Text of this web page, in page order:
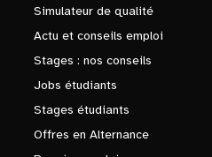
Simulateur de qualité
Actu et conseils emploi
Stages : nos conseils
Jobs étudiants
Stages étudiants
Offres en Alternance